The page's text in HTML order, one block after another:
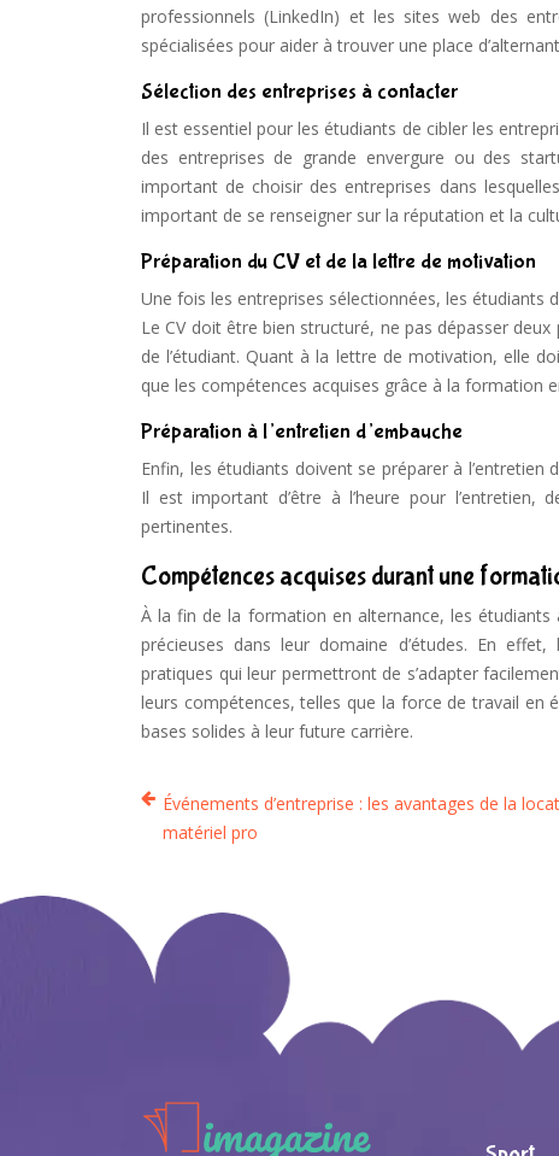
professionnels (LinkedIn) et les sites web des
spécialisées pour aider à trouver une place
Sélection des entreprises à contacter
Il est essentiel pour les étudiants de cibler les
des entreprises de grande envergure ou des
important de choisir des entreprises dans
important de se renseigner sur la réputation et la
Préparation du CV et de la lettre de motivation
Une fois les entreprises sélectionnées, les
Le CV doit être bien structuré, ne pas dépasser
de l’étudiant. Quant à la lettre de motivation, elle
que les compétences acquises grâce à la formation
Préparation à l’entretien d’embauche
Enfin, les étudiants doivent se préparer à l’entretien
Il est important d’être à l’heure pour
pertinentes.
Compétences acquises durant une
À la fin de la formation en alternance, les
précieuses dans leur domaine d’études. En
pratiques qui leur permettront de s’adapter
leurs compétences, telles que la force de travail
bases solides à leur future carrière.
Événements d’entreprise : les avantages de la
matériel pro